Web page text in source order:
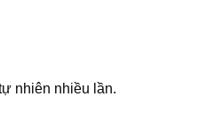
nhiên nhiều lần.